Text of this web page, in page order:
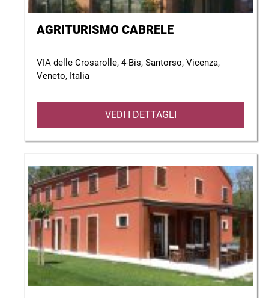
AGRITURISMO CABRELE
VIA delle Crosarolle, 4-Bis, Santorso, Vicenza,
Veneto, Italia
VEDI I DETTAGLI